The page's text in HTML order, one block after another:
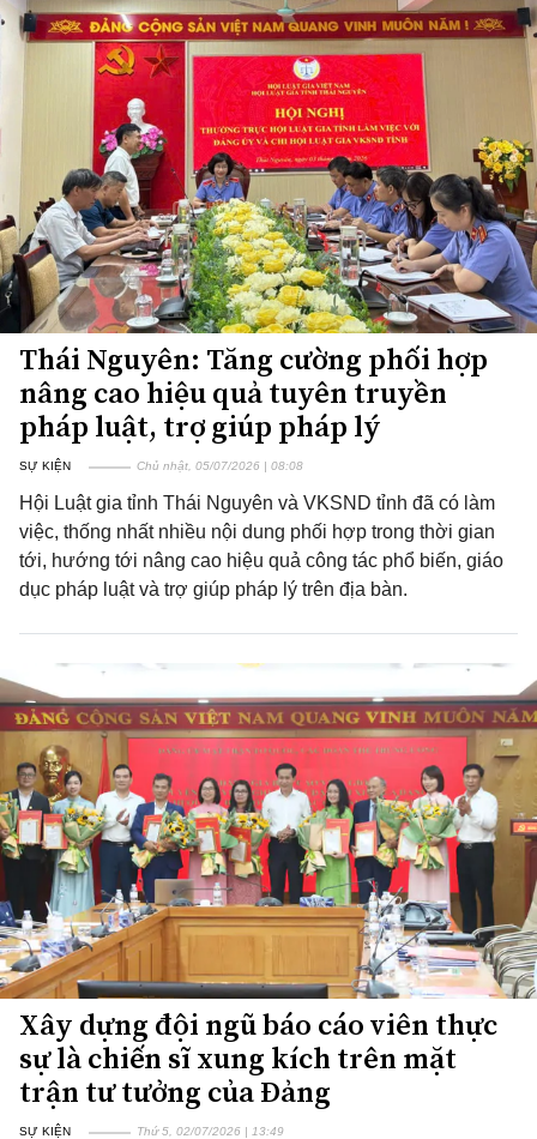
Thái Nguyên: Tăng cường phối hợp
nâng cao hiệu quả tuyên truyền
pháp luật, trợ giúp pháp lý
SỰ KIỆN Chủ nhật, 05/07/2026 | 08:08
Hội Luật gia tỉnh Thái Nguyên và VKSND tỉnh đã có làm
việc, thống nhất nhiều nội dung phối hợp trong thời gian
tới, hướng tới nâng cao hiệu quả công tác phổ biến, giáo
dục pháp luật và trợ giúp pháp lý trên địa bàn.
Xây dựng đội ngũ báo cáo viên thực
sự là chiến sĩ xung kích trên mặt
trận tư tưởng của Đảng
SỰ KIỆN Thứ 5, 02/07/2026 | 13:49